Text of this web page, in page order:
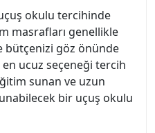
okulu tercihinde
masrafları genellikle
bütçenizi göz önünde
en ucuz seçeneği tercih
sunan ve uzun
bir uçuş okulu